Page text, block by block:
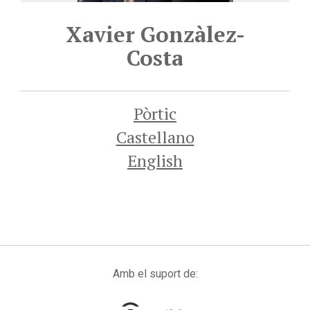
Xavier Gonzàlez-
Costa
Pòrtic
Castellano
English
Amb el suport de: